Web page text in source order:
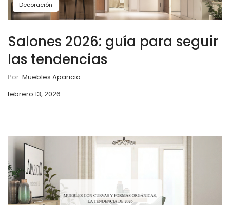
Decoración
Salones 2026: guía para seguir
las tendencias
Por: Muebles Aparicio
febrero 13, 2026